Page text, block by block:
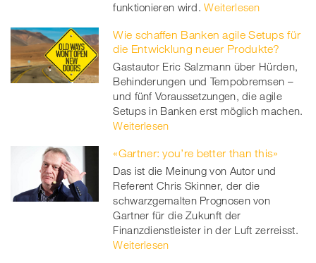
funktionieren wird. Weiterlesen
Wie schaffen Banken agile Setups für
die Entwicklung neuer Produkte?
Gastautor Eric Salzmann über Hürden,
Behinderungen und Tempobremsen –
und fünf Voraussetzungen, die agile
Setups in Banken erst möglich machen.
Weiterlesen
«Gartner: you’re better than this»
Das ist die Meinung von Autor und
Referent Chris Skinner, der die
schwarzgemalten Prognosen von
Gartner für die Zukunft der
Finanzdienstleister in der Luft zerreisst.
Weiterlesen